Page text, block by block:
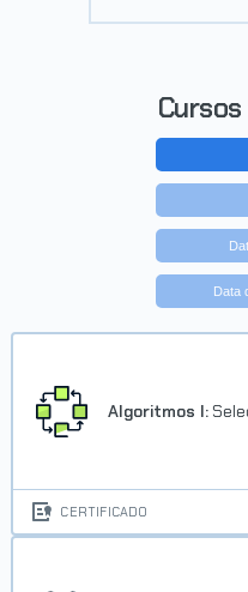
Data
Algoritmos I:
CERTIFICADO